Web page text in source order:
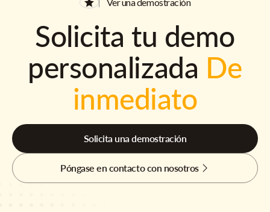
Solicita tu demo
personalizada De
inmediato
Solicita una demostración
Póngase en contacto con nosotros